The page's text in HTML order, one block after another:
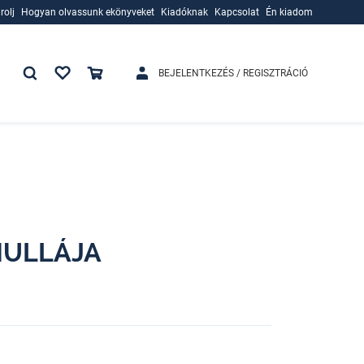
Hogyan olvassunk ekönyveket
Kiadóknak
Kapcsolat Én kiadom
BEJELENTKEZÉS / REGISZTRÁCIÓ